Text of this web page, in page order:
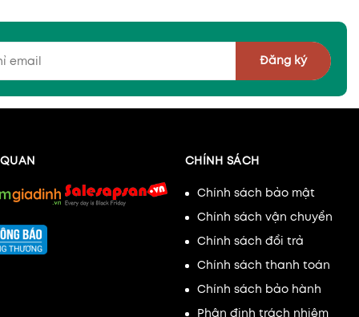
Đăng ký
CHÍNH SÁCH
Chính sách bảo mật
Chính sách vận chuyển
Chính sách đổi trả
Chính sách thanh toán
Chính sách bảo hành
Phân định trách nhiệm